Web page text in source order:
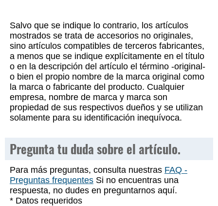
Salvo que se indique lo contrario, los artículos
mostrados se trata de accesorios no originales,
sino artículos compatibles de terceros fabricantes,
a menos que se indique explícitamente en el título
o en la descripción del artículo el término -original-
o bien el propio nombre de la marca original como
la marca o fabricante del producto. Cualquier
empresa, nombre de marca y marca son
propiedad de sus respectivos dueños y se utilizan
solamente para su identificación inequívoca.
Pregunta tu duda sobre el artículo.
Para más preguntas, consulta nuestras FAQ -
Preguntas frequentes Si no encuentras una
respuesta, no dudes en preguntarnos aquí.
* Datos requeridos